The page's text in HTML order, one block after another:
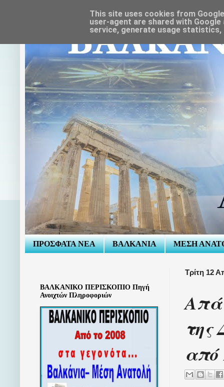
ΠΡΟΣΦΑΤΑ ΝΕΑ ΒΑΛΚΑΝΙΑ ΜΕΣΗ
Τρίτη 12
της
από
ΒΑΛΚΑΝΙΚΟ ΠΕΡΙΣΚΟΠΙΟ Πηγή
Ανοιχτών Πληροφοριών
This site uses cookies from
user-agent are shared with
service, generate usage statistics,